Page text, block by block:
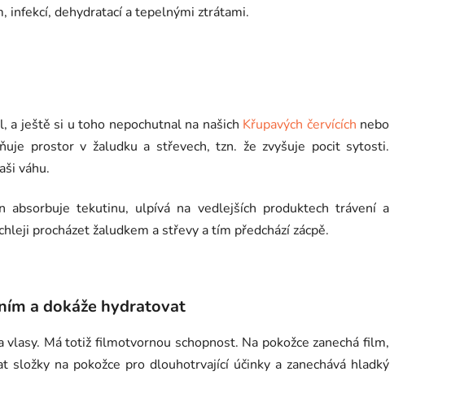
infekcí, dehydratací a tepelnými ztrátami.
a ještě si u toho nepochutnal na našich Křupavých červících nebo
prostor v žaludku a střevech, tzn. že zvyšuje pocit sytosti.
váhu.
absorbuje tekutinu, ulpívá na vedlejších produktech trávení a
procházet žaludkem a střevy a tím předchází zácpě.
a dokáže hydratovat
Má totiž filmotvornou schopnost. Na pokožce zanechá film,
na pokožce pro dlouhotrvající účinky a zanechává hladký